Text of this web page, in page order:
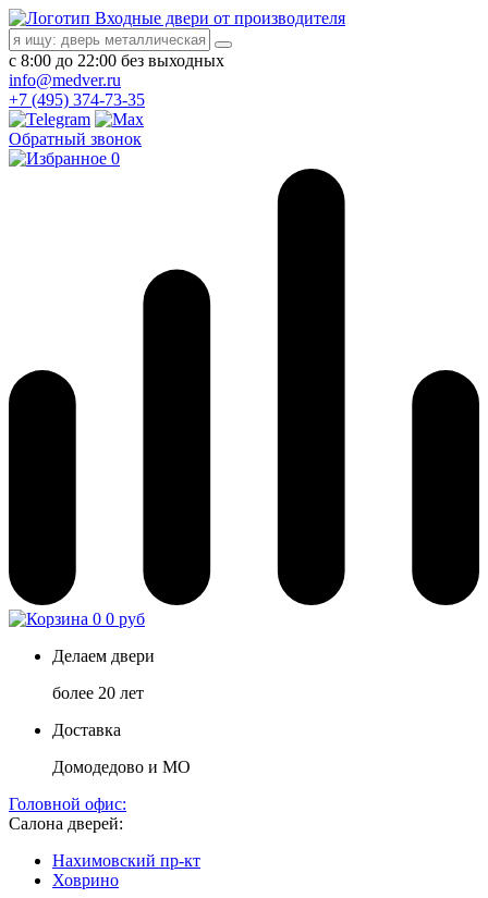
Входные двери от производителя
с 8:00 до 22:00 без выходных
info@medver.ru
+7 (495) 374-73-35
Обратный звонок
0
0 0 руб
Делаем двери
более 20 лет
Доставка
Домодедово и МО
Головной офис:
Салона дверей:
Нахимовский пр-кт
Ховрино